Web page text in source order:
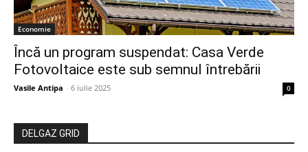
Economie
Încă un program suspendat: Casa Verde
Fotovoltaice este sub semnul întrebării
Vasile Antipa - 6 iulie 2025 0
DELGAZ GRID